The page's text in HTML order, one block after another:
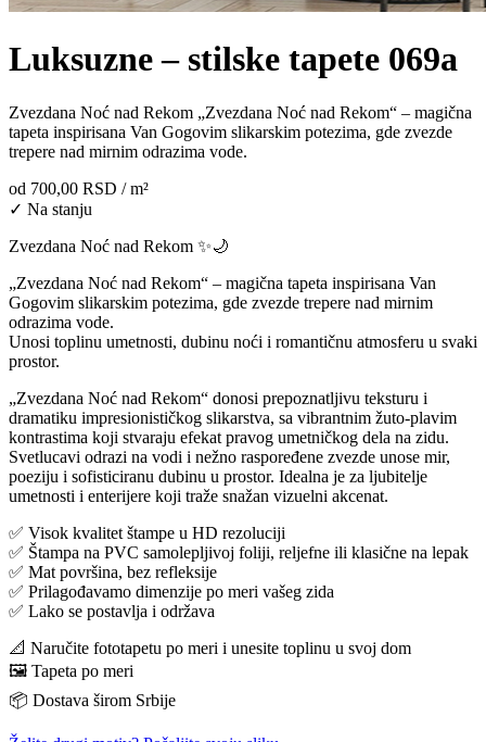
Luksuzne – stilske tapete 069a
Zvezdana Noć nad Rekom „Zvezdana Noć nad Rekom“ – magična
tapeta inspirisana Van Gogovim slikarskim potezima, gde zvezde
trepere nad mirnim odrazima vode.
od 700,00 RSD / m²
✓ Na stanju
Zvezdana Noć nad Rekom ✨🌙
„Zvezdana Noć nad Rekom“ – magična tapeta inspirisana Van
Gogovim slikarskim potezima, gde zvezde trepere nad mirnim
odrazima vode.
Unosi toplinu umetnosti, dubinu noći i romantičnu atmosferu u svaki
prostor.
„Zvezdana Noć nad Rekom“ donosi prepoznatljivu teksturu i
dramatiku impresionističkog slikarstva, sa vibrantnim žuto-plavim
kontrastima koji stvaraju efekat pravog umetničkog dela na zidu.
Svetlucavi odrazi na vodi i nežno raspoređene zvezde unose mir,
poeziju i sofisticiranu dubinu u prostor. Idealna je za ljubitelje
umetnosti i enterijere koji traže snažan vizuelni akcenat.
✅ Visok kvalitet štampe u HD rezoluciji
✅ Štampa na PVC samolepljivoj foliji, reljefne ili klasične na lepak
✅ Mat površina, bez refleksije
✅ Prilagođavamo dimenzije po meri vašeg zida
✅ Lako se postavlja i održava
📐 Naručite fototapetu po meri i unesite toplinu u svoj dom
🖼️ Tapeta po meri
📦 Dostava širom Srbije